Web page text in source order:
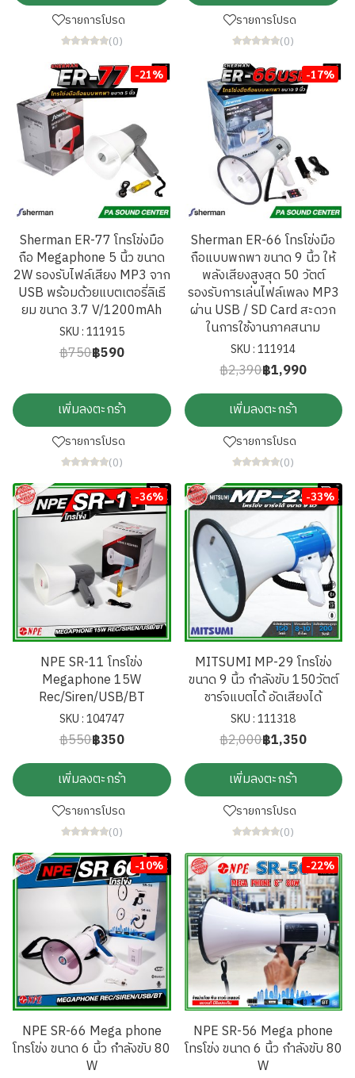
รายการโปรด
(0)
รายการโปรด
(0)
-21%
Sherman ER-77 โทรโข่งมือ
ถือ Megaphone 5 นิ้ว ขนาด
2W รองรับไฟล์เสียง MP3 จาก
USB พร้อมด้วยแบตเตอรี่ลิเธี
ยม ขนาด 3.7 V/1200mAh
SKU : 111915
฿750฿590
เพิ่มลงตะกร้า
รายการโปรด
(0)
-17%
Sherman ER-66 โทรโข่งมือ
ถือแบบพกพา ขนาด 9 นิ้ว ให้
พลังเสียงสูงสุด 50 วัตต์
รองรับการเล่นไฟล์เพลง MP3
ผ่าน USB / SD Card สะดวก
ในการใช้งานภาคสนาม
SKU : 111914
฿2,390฿1,990
เพิ่มลงตะกร้า
รายการโปรด
(0)
-36%
NPE SR-11 โทรโข่ง
Megaphone 15W
Rec/Siren/USB/BT
SKU : 104747
฿550฿350
เพิ่มลงตะกร้า
รายการโปรด
(0)
-33%
MITSUMI MP-29 โทรโข่ง
ขนาด 9 นิ้ว กำลังขับ 150วัตต์
ชาร์จแบตได้ อัดเสียงได้
SKU : 111318
฿2,000฿1,350
เพิ่มลงตะกร้า
รายการโปรด
(0)
-10%
NPE SR-66 Mega phone
โทรโข่ง ขนาด 6 นิ้ว กำลังขับ 80
W
-22%
NPE SR-56 Mega phone
โทรโข่ง ขนาด 6 นิ้ว กำลังขับ 80
W